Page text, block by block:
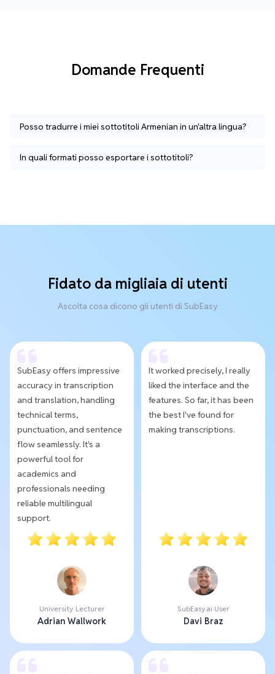
Domande Frequenti
Posso tradurre i miei sottotitoli Armenian in un'altra lingua?
In quali formati posso esportare i sottotitoli?
Fidato da migliaia di utenti
Ascolta cosa dicono gli utenti di SubEasy
SubEasy offers impressive
accuracy in transcription
and translation, handling
technical terms,
punctuation, and sentence
flow seamlessly. It's a
powerful tool for
academics and
professionals needing
reliable multilingual
support.
University Lecturer
Adrian Wallwork
It worked precisely, I really
liked the interface and the
features. So far, it has been
the best I've found for
making transcriptions.
SubEasy.ai User
Davi Braz